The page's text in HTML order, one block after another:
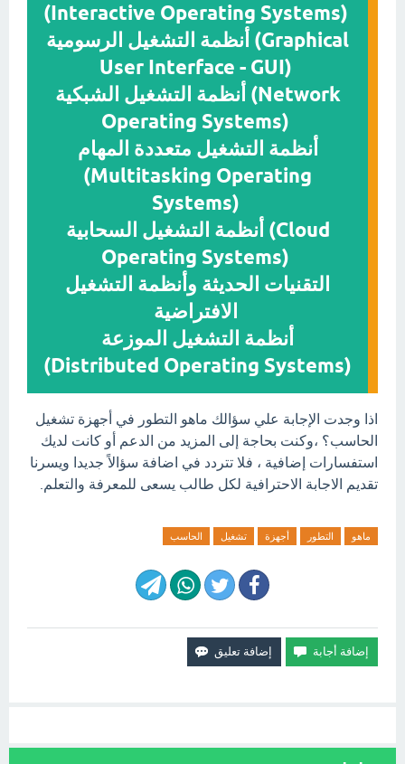
(Interactive Operating Systems)
أنظمة التشغيل الرسومية (Graphical
User Interface - GUI)
أنظمة التشغيل الشبكية (Network
Operating Systems)
أنظمة التشغيل متعددة المهام
(Multitasking Operating
Systems)
أنظمة التشغيل السحابية (Cloud
Operating Systems)
التقنيات الحديثة وأنظمة التشغيل
أنظمة التشغيل الموزعة
(Distributed Operating Systems)
اذا وجدت الإجابة علي سؤالك ماهو التطور في أجهزة تشغيل
الحاسب؟ ،وكنت بحاجة إلى المزيد من الدعم أو كانت لديك
استفسارات إضافية ، فلا تتردد في اضافة سؤالاً جديدا ويسرنا
تقديم الاجابة الاحترافية لكل طالب يسعى للمعرفة والتعلم.
ماهو التطور أجهزة تشغيل الحاسب